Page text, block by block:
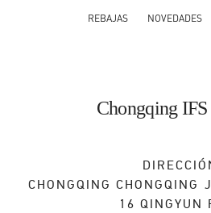
REBAJAS NOVEDADES
Chongqing
CHONGQING CHONGQING
16 QINGYUN